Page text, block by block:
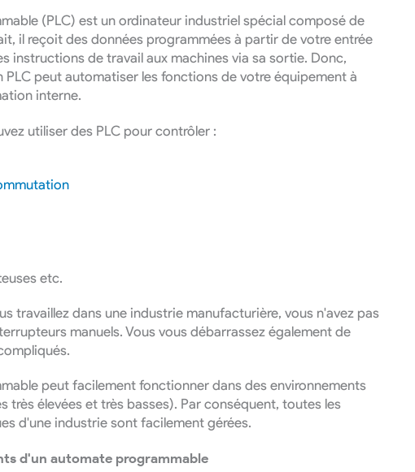
QUICK INQUIRY NOW
(PLC) est un ordinateur industriel spécial composé de
il reçoit des données programmées à partir de votre entrée
instructions de travail aux machines via sa sortie. Donc,
PLC peut automatiser les fonctions de votre équipement à
interne.
utiliser des PLC pour contrôler :
etc.
travaillez dans une industrie manufacturière, vous n'avez pas
manuels. Vous vous débarrassez également de
peut facilement fonctionner dans des environnements
très élevées et très basses). Par conséquent, toutes les
d'une industrie sont facilement gérées.
d'un automate programmable